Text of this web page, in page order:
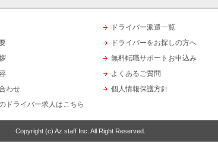
わせ
ドライバー求人はこちら
ドライバー派遣一覧
ドライバーをお探しの方へ
無料転職サポートお申込み
よくあるご質問
個人情報保護方針
Copyright (c) Az staff Inc. All Right Reserved.